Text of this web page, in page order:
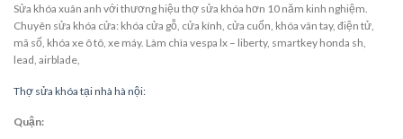
Sửa khóa xuân anh với thương hiệu thợ sửa khóa hơn 10 năm kinh nghiệm.
Chuyên sửa khóa cửa: khóa cửa gỗ, cửa kính, cửa cuốn, khóa vân tay, điện tử,
mã số, khóa xe ô tô, xe máy. Làm chìa vespa lx – liberty, smartkey honda sh,
lead, airblade,
Thợ sửa khóa tại nhà hà nội:
Quận: